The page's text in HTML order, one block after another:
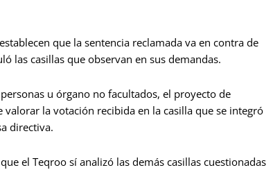
que la sentencia reclamada va en contra de
las casillas que observan en sus demandas.
u órgano no facultados, el proyecto de
la votación recibida en la casilla que se integró
directiva.
el Teqroo sí analizó las demás casillas cuestionadas